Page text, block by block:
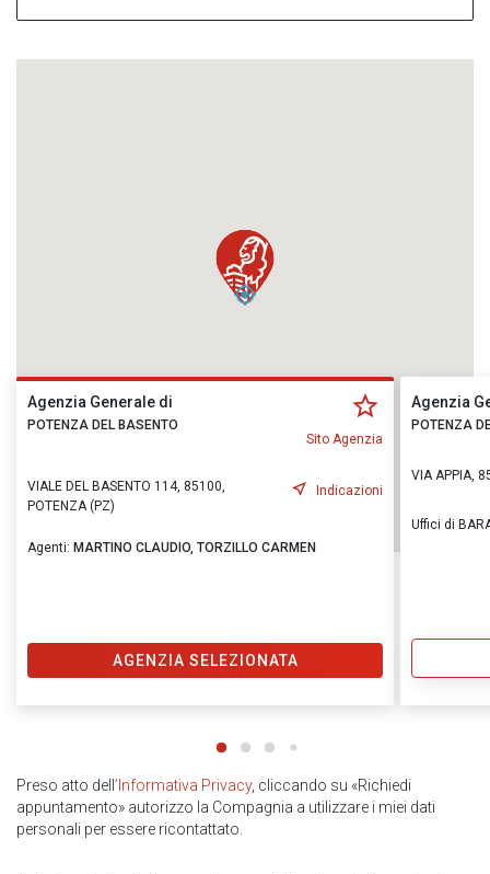
Agenzia Generale di
POTENZA DEL BASENTO
Sito Agenzia
VIALE DEL BASENTO 114, 85100,
POTENZA (PZ)
Indicazioni
Agenti: MARTINO CLAUDIO, TORZILLO CARMEN
AGENZIA SELEZIONATA
Agenzia
POTENZA
VIA APPIA,
Uffici di
Preso atto dell ’Informativa Privacy, cliccando su «Richiedi
appuntamento» autorizzo la Compagnia a utilizzare i miei dati
personali per essere ricontattato.